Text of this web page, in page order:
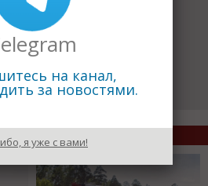
новостей
на канал,
за новостями.
я уже с вами!